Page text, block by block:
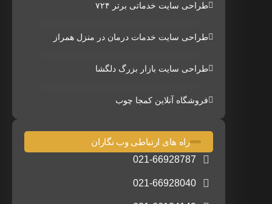
طراحی سایت خدماتی برتر ۷۲۴
طراحی سایت خدمات درمان در منزل همراز
طراحی سایت بازار بزرگ دلگشا
فروشگاه آنلاین کمجا چوب
راه های ارتباطی وب نگاران
021-66928787
021-66928040